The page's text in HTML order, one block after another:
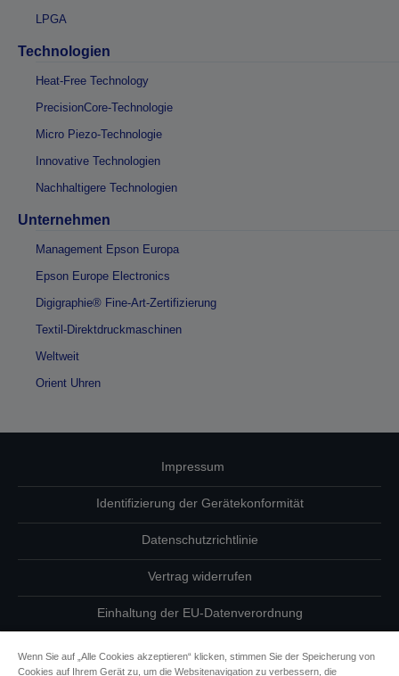
LPGA
Technologien
Heat-Free Technology
PrecisionCore-Technologie
Micro Piezo-Technologie
Innovative Technologien
Nachhaltigere Technologien
Unternehmen
Management Epson Europa
Epson Europe Electronics
Digigraphie® Fine-Art-Zertifizierung
Textil-Direktdruckmaschinen
Weltweit
Orient Uhren
Impressum
Identifizierung der Gerätekonformität
Datenschutzrichtlinie
Vertrag widerrufen
Einhaltung der EU-Datenverordnung
Wenn Sie auf „Alle Cookies akzeptieren“ klicken, stimmen Sie der Speicherung von
Cookies auf Ihrem Gerät zu, um die Websitenavigation zu verbessern, die